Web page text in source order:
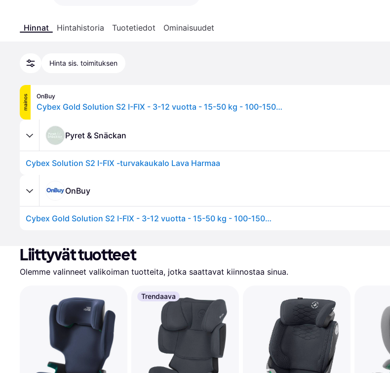
Hinnat Hintahistoria Tuotetiedot Ominaisuudet
Hinta sis. toimituksen
mainos OnBuy
Cybex Gold Solution S2 I-FIX - 3-12 vuotta - 15-50 kg - 100-150 cm Lava Grey | mid grey
Pyret & Snäckan
Cybex Solution S2 I-FIX -turvakaukalo Lava Harmaa
OnBuy
Cybex Gold Solution S2 I-FIX - 3-12 vuotta - 15-50 kg - 100-150 cm Lava Grey | mid grey
Liittyvät tuotteet
Olemme valinneet valikoiman tuotteita, jotka saattavat kiinnostaa sinua.
Trendaava